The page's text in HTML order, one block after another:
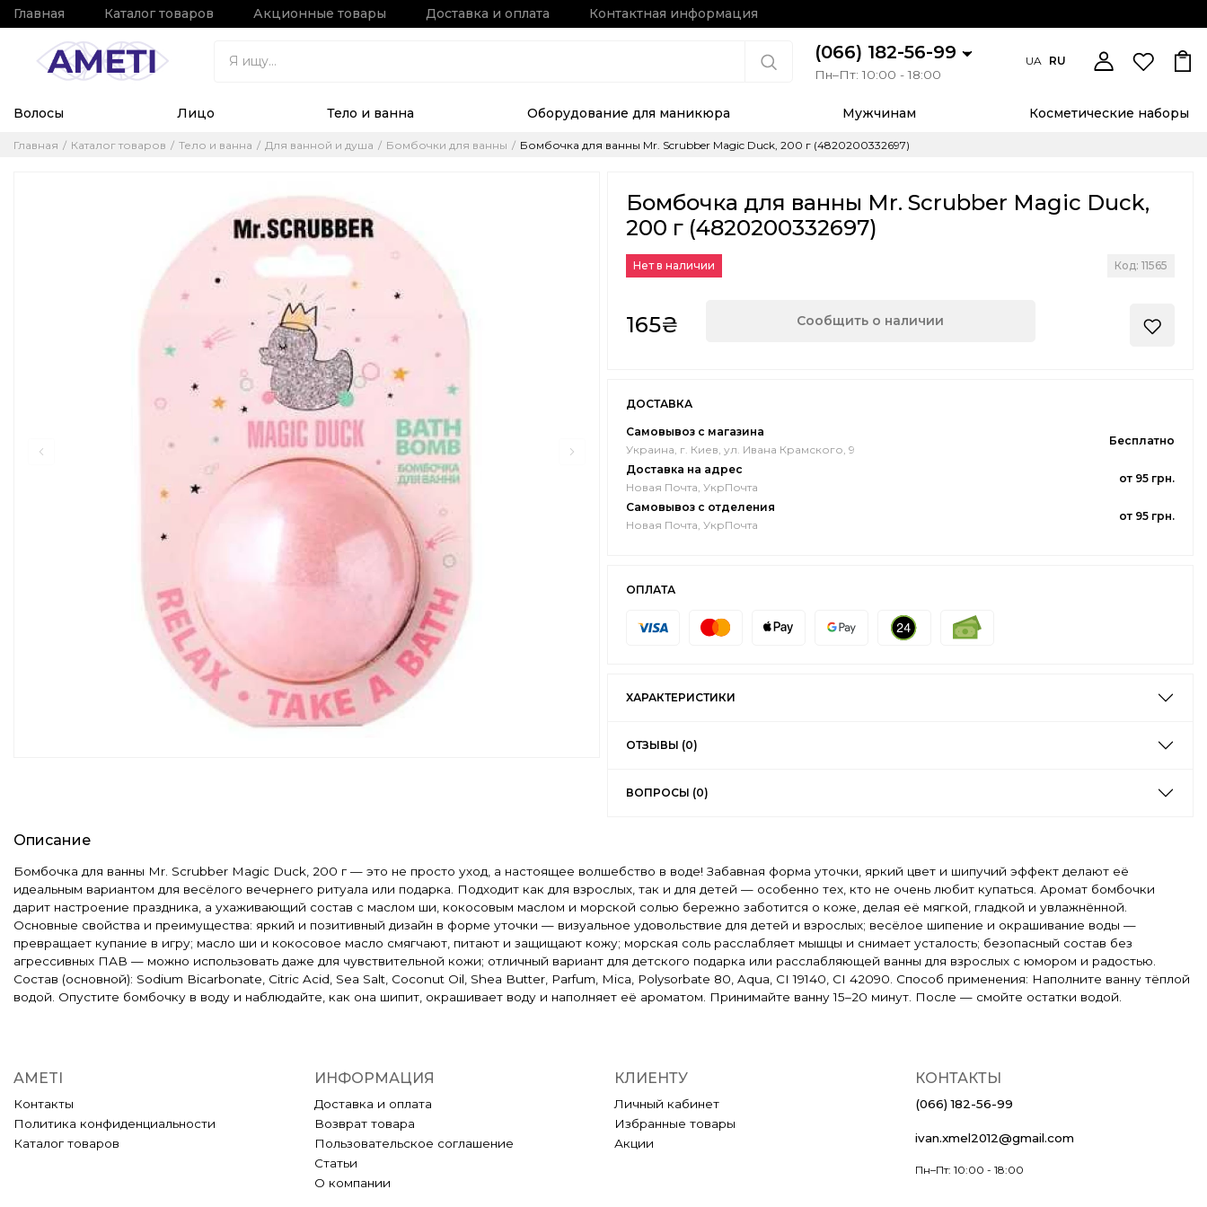
Главная Каталог товаров Акционные товары Доставка и оплата Контактная информация
(066) 182-56-99
Пн–Пт: 10:00 - 18:00
UA RU
Волосы Лицо Тело и ванна Оборудование для маникюра Мужчинам Косметические наборы
Главная Каталог товаров Тело и ванна Для ванной и душа Бомбочки для ванны Бомбочка для ванны Mr. Scrubber Magic Duck, 200 г (4820200332697)
Бомбочка для ванны Mr. Scrubber Magic Duck,
200 г (4820200332697)
Нет в наличии Код: 11565
165₴ Сообщить о наличии
ДОСТАВКА
Самовывоз с магазина
Украина, г. Киев, ул. Ивана Крамского, 9
Бесплатно
Доставка на адрес
Новая Почта, УкрПочта
от 95 грн.
Самовывоз с отделения
Новая Почта, УкрПочта
от 95 грн.
ОПЛАТА
ХАРАКТЕРИСТИКИ
ОТЗЫВЫ (0)
ВОПРОСЫ (0)
Описание
Бомбочка для ванны Mr. Scrubber Magic Duck, 200 г — это не просто уход, а настоящее волшебство в воде! Забавная форма уточки, яркий цвет и шипучий эффект делают её
идеальным вариантом для весёлого вечернего ритуала или подарка. Подходит как для взрослых, так и для детей — особенно тех, кто не очень любит купаться. Аромат бомбочки
дарит настроение праздника, а ухаживающий состав с маслом ши, кокосовым маслом и морской солью бережно заботится о коже, делая её мягкой, гладкой и увлажнённой.
Основные свойства и преимущества: яркий и позитивный дизайн в форме уточки — визуальное удовольствие для детей и взрослых; весёлое шипение и окрашивание воды —
превращает купание в игру; масло ши и кокосовое масло смягчают, питают и защищают кожу; морская соль расслабляет мышцы и снимает усталость; безопасный состав без
агрессивных ПАВ — можно использовать даже для чувствительной кожи; отличный вариант для детского подарка или расслабляющей ванны для взрослых с юмором и радостью.
Состав (основной): Sodium Bicarbonate, Citric Acid, Sea Salt, Coconut Oil, Shea Butter, Parfum, Mica, Polysorbate 80, Aqua, CI 19140, CI 42090. Способ применения: Наполните ванну тёплой
водой. Опустите бомбочку в воду и наблюдайте, как она шипит, окрашивает воду и наполняет её ароматом. Принимайте ванну 15–20 минут. После — смойте остатки водой.
AMETI
Контакты
Политика конфиденциальности
Каталог товаров
ИНФОРМАЦИЯ
Доставка и оплата
Возврат товара
Пользовательское соглашение
Статьи
О компании
КЛИЕНТУ
Личный кабинет
Избранные товары
Акции
КОНТАКТЫ
(066) 182-56-99
ivan.xmel2012@gmail.com
Пн–Пт: 10:00 - 18:00